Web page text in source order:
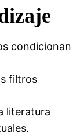
condicionan
filtros
literatura